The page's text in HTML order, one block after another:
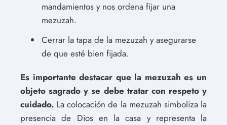
mandamientos y nos ordena fijar una
mezuzah.
Cerrar la tapa de la mezuzah y asegurarse
de que esté bien fijada.
Es importante destacar que la mezuzah es un
objeto sagrado y se debe tratar con respeto y
cuidado. La colocación de la mezuzah simboliza la
presencia de Dios en la casa y representa la